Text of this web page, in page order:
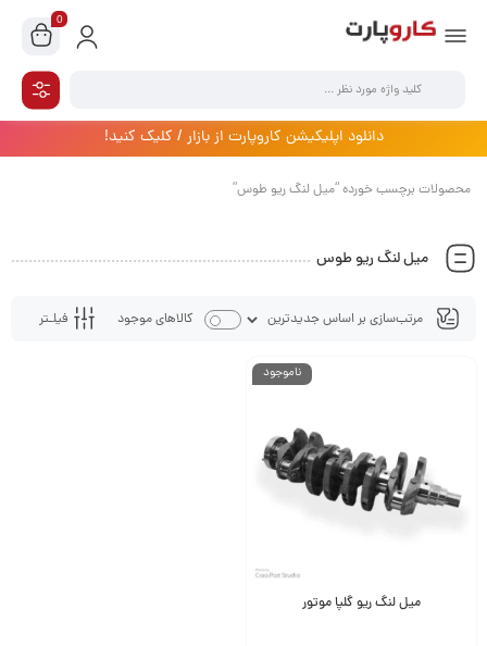
0
دانلود اپلیکیشن کاروپارت از بازار / کلیک کنید!
محصولات برچسب خورده “میل لنگ ریو طوس”
میل لنگ ریو طوس
فیلـتر کالاهای موجود
ناموجود
میل لنگ ریو گلپا موتور